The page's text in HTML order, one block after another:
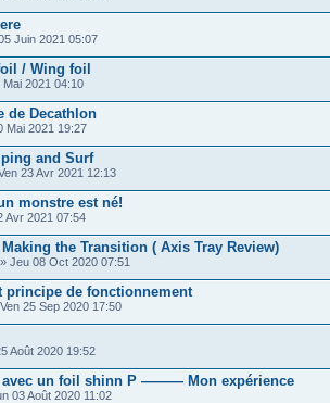
Juin 2021 05:07
/ Wing foil
Mai 2021 04:10
de Decathlon
Mai 2021 19:27
and Surf
23 Avr 2021 12:13
monstre est né!
Avr 2021 07:54
the Transition ( Axis Tray Review)
» Jeu 08 Oct 2020 07:51
principe de fonctionnement
25 Sep 2020 17:50
Août 2020 19:52
avec un foil shinn P ——— Mon expérience
03 Août 2020 11:02